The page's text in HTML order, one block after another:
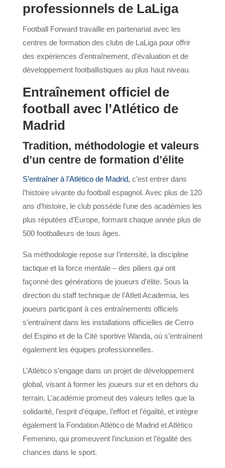
professionnels de LaLiga
Football Forward travaille en partenariat avec les
centres de formation des clubs de LaLiga pour offrir
des expériences d’entraînement, d’évaluation et de
développement footballistiques au plus haut niveau.
Entraînement officiel de
football avec l’Atlético de
Madrid
Tradition, méthodologie et valeurs
d’un centre de formation d’élite
S’entraîner à l’Atlético de Madrid, c’est entrer dans
l’histoire vivante du football espagnol. Avec plus de 120
ans d’histoire, le club possède l’une des académies les
plus réputées d’Europe, formant chaque année plus de
500 footballeurs de tous âges.
Sa méthodologie repose sur l’intensité, la discipline
tactique et la force mentale – des piliers qui ont
façonné des générations de joueurs d’élite. Sous la
direction du staff technique de l’Atleti Academia, les
joueurs participant à ces entraînements officiels
s’entraînent dans les installations officielles de Cerro
del Espino et de la Cité sportive Wanda, où s’entraînent
également les équipes professionnelles.
L’Atlético s’engage dans un projet de développement
global, visant à former les joueurs sur et en dehors du
terrain. L’académie promeut des valeurs telles que la
solidarité, l’esprit d’équipe, l’effort et l’égalité, et intègre
également la Fondation Atlético de Madrid et Atlético
Femenino, qui promeuvent l’inclusion et l’égalité des
chances dans le sport.